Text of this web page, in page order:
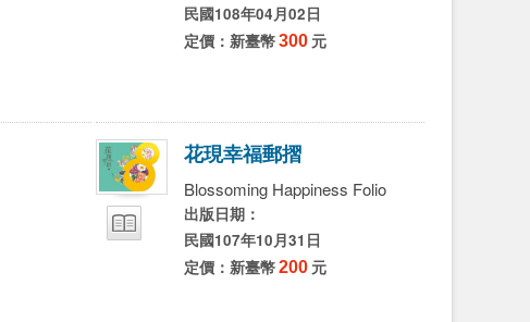
民國108年04月02日
定價：新臺幣300 元
花現幸福郵摺
Blossoming Happiness Folio
出版日期：
民國107年10月31日
定價：新臺幣200 元